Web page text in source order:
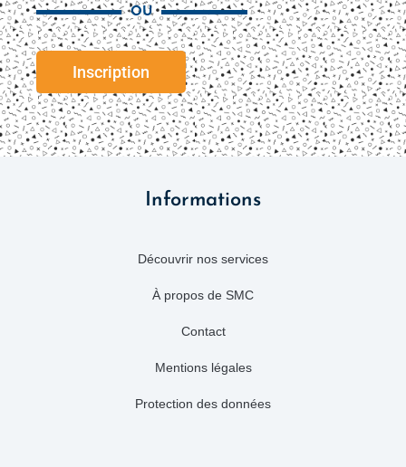
OU
Inscription
Informations
Découvrir nos services
À propos de SMC
Contact
Mentions légales
Protection des données